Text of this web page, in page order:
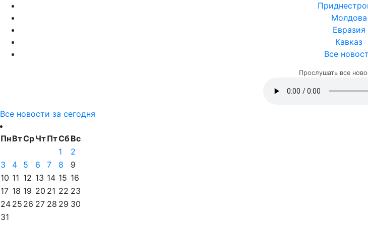
Молдова
Евразия
Кавказ
Все
Прослушать все
Все новости за сегодня
ПнВтСрЧтПтСбВс
1
2
3
4 5 6 7 8
9
10 11 12 13 14 15 16
17 18 19 20 21 22 23
24 25 26 27 28 29 30
31